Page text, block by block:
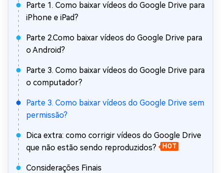
Parte 1. Como baixar vídeos do Google Drive para
iPhone e iPad?
Parte 2.Como baixar vídeos do Google Drive para
o Android?
Parte 3. Como baixar vídeos do Google Drive para
o computador?
Parte 3. Como baixar vídeos do Google Drive sem
permissão?
Dica extra: como corrigir vídeos do Google Drive
que não estão sendo reproduzidos?
HOT
Considerações Finais